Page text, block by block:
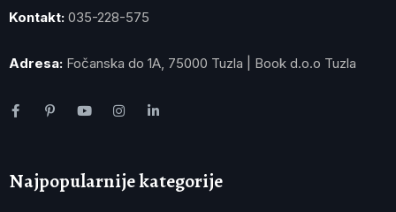
Kontakt: 035-228-575
Adresa: Fočanska do 1A, 75000 Tuzla | Book d.o.o Tuzla
Najpopularnije kategorije